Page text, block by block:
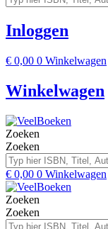
Inloggen
€ 0,00 0 Winkelwagen
Winkelwagen
Zoeken
Zoeken
€ 0,00 0 Winkelwagen
Zoeken
Zoeken